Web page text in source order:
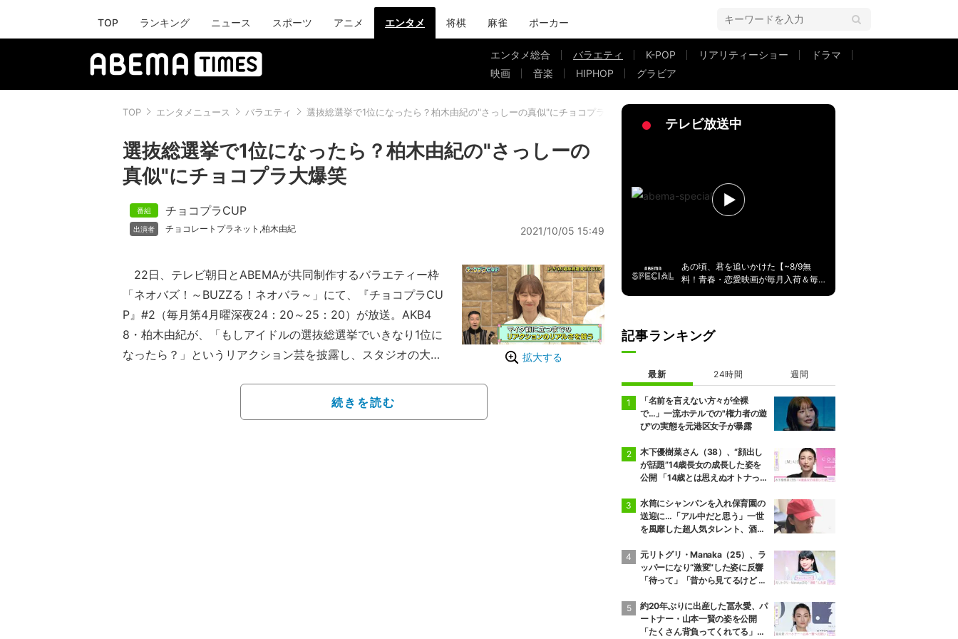
TOP ランキング ニュース スポーツ アニメ エンタメ 将棋 麻雀 ポーカー
エンタメ総合 バラエティ K-POP リアリティーショー
ドラマ
映画
音楽 HIPHOP グラビア
TOP エンタメニュース バラエティ 選抜総選挙で1位になったら？柏木由紀の"さっしーの真似"にチョコプラ大爆笑
選抜総選挙で1位になったら？柏木由紀の"さっしーの
真似"にチョコプラ大爆笑
チョコプラCUP
チョコレートプラネット ,柏木由紀 2021/10/05 15:49
拡大する
22日、テレビ朝日とABEMAが共同制作するバラエティー枠
「ネオバズ！～BUZZる！ネオバラ～」にて、『チョコプラCU
P』#2（毎月第4月曜深夜24：20～25：20）が放送。AKB4
8・柏木由紀が、「もしアイドルの選抜総選挙でいきなり1位に
なったら？」というリアクション芸を披露し、スタジオの大爆
同番組は、チョコプラ・長田庄平が“長田王”に扮し、相方の
松尾駿と松村沙友理が“家来”という設定。今回は長田王が考案
続きを読む
テレビ放送中
あの頃、君を追いかけた【~8/9無
料！青春・恋愛映画が毎月入荷＆毎
記事ランキング
最新 24時間 週間
「名前を言えない方々が全裸
で…」一流ホテルでの"権力者の遊
び"の実態を元港区女子が暴露
木下優樹菜さん（38）、“顔出し
が話題”14歳長女の成長した姿を
公開 「14歳とは思えぬオトナっぽ
ぎる」など反響
水筒にシャンパンを入れ保育園の
送迎に…「アル中だと思う」一世
を風靡した超人気タレント、酒漬
元リトグリ・Manaka（25）、ラ
ッパーになり“激変”した姿に反響
「待って」「昔から見てるけど 最
約20年ぶりに出産した冨永愛、パ
ートナー・山本一賢の姿を公開
「たくさん背負ってくれてる」感